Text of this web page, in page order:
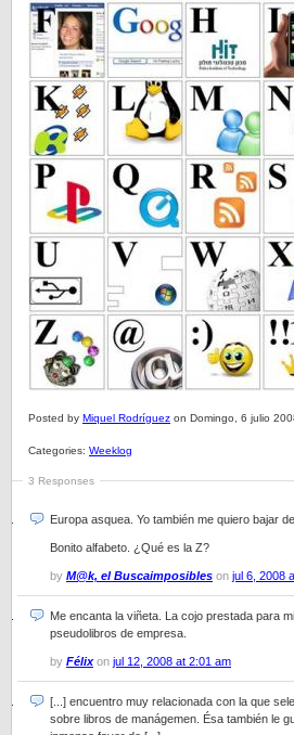
Posted by Miquel Rodríguez on Domingo, 6 julio
Categories: Weeklog
3 Responses
Europa asquea. Yo también me quiero bajar
Bonito alfabeto. ¿Qué es la Z?
by M@k, el Buscaimposibles on jul 6, 2008
Me encanta la viñeta. La cojo prestada para
pseudolibros de empresa.
by Félixon jul 12, 2008 at 2:01 am
[...] encuentro muy relacionada con la que
sobre libros de manágemen. Ésa también le